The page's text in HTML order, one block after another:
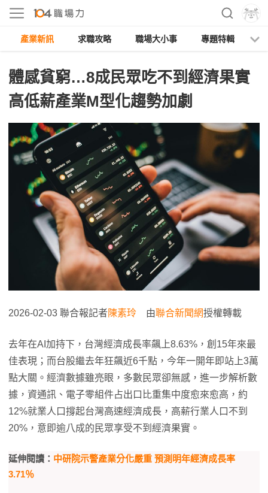
產業新訊 求職攻略 職場大小事 專題特輯
體感貧窮…8成民眾吃不到經濟果實
高低薪產業M型化趨勢加劇
2026-02-03 聯合報記者陳素玲 由聯合新聞網授權轉載
去年在AI加持下，台灣經濟成長率飆上8.63%，創15年來最
佳表現；而台股繼去年狂飆近6千點，今年一開年即站上3萬
點大關。經濟數據雖亮眼，多數民眾卻無感，進一步解析數
據，資通訊、電子零組件占出口比重集中度愈來愈高，約
12%就業人口撐起台灣高速經濟成長，高薪行業人口不到
20%，意即逾八成的民眾享受不到經濟果實。
延伸閱讀： 中研院示警產業分化嚴重 預測明年經濟成長率
3.71％